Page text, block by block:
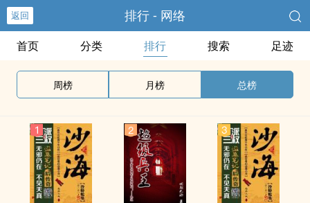
返回 排行 - 网络
首页 分类 排行 搜索 足迹
周榜 月榜 总榜